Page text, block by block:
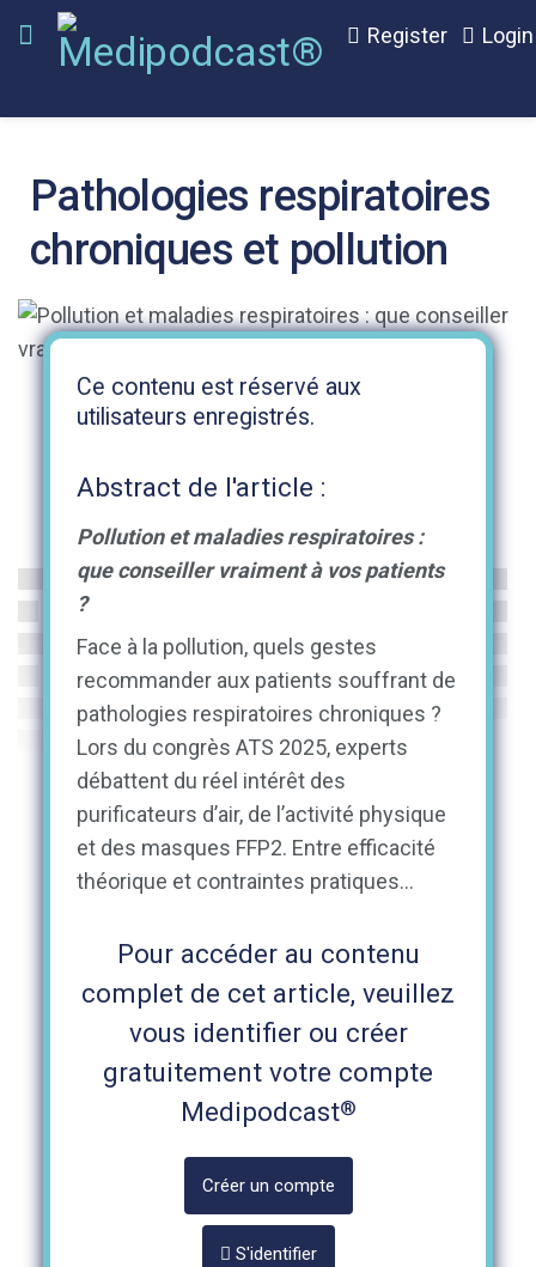
Register Login
Pathologies respiratoires
chroniques et pollution
Ce contenu est réservé aux
utilisateurs enregistrés.
Abstract de l'article :
Pollution et maladies respiratoires :
que conseiller vraiment à vos patients
?
Face à la pollution, quels gestes
recommander aux patients souffrant de
pathologies respiratoires chroniques ?
Lors du congrès ATS 2025, experts
débattent du réel intérêt des
purificateurs d’air, de l’activité physique
et des masques FFP2. Entre efficacité
théorique et contraintes pratiques…
Pour accéder au contenu
complet de cet article, veuillez
vous identifier ou créer
gratuitement votre compte
Medipodcast®
Créer un compte
S'identifier